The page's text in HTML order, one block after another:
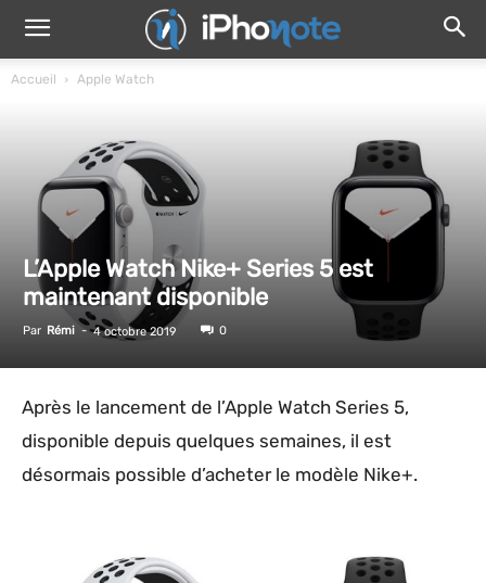
Accueil Apple Watch
L’Apple Watch Nike+ Series 5 est
maintenant disponible
Par Rémi - 4 octobre 2019 0
Après le lancement de l’Apple Watch Series 5,
disponible depuis quelques semaines, il est
désormais possible d’acheter le modèle Nike+.